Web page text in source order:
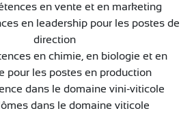
en vente et en marketing
en leadership pour les postes de
direction
en chimie, en biologie et en
pour les postes en production
dans le domaine vini-viticole
dans le domaine viticole